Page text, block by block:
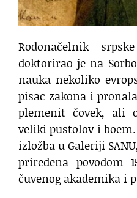
Rodonačelnik
doktorirao je na
nauka nekoliko
pisac zakona i
plemenit čovek, ali
veliki pustolov i
izložba u Galeriji
priređena povodom
čuvenog akademika i